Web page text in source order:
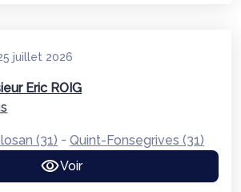
juillet 2026
Eric ROIG
(31) -Quint-Fonsegrives (31)
Voir